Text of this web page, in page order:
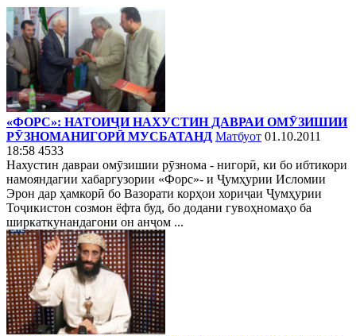
«ФОРС»: НАТОИҶИ НАХУСТИН ДАВРАИ ОМӮЗИШИИ
РӮЗНОМАНИГОРӢ МУСБАТАНД Матбуот 01.10.2011
18:58 4533
Нахустин давраи омӯзишии рӯзнома - нигорӣ, ки бо ибтикори
намояндагии хабаргузории «Форс»- и Ҷумҳурии Исломии
Эрон дар ҳамкорӣ бо Вазорати корҳои хориҷаи Ҷумҳурии
Тоҷикистон созмон ёфта буд, бо додани гувоҳномаҳо ба
ширкаткунандагони он анҷом ...